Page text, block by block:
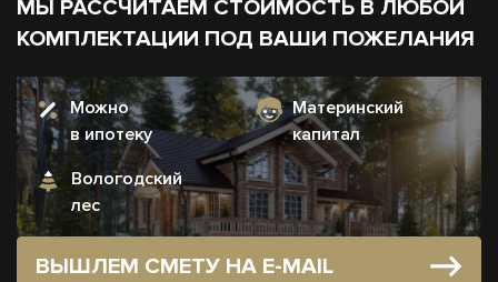
МЫ РАССЧИТАЕМ СТОИМОСТЬ В ЛЮБОЙ
КОМПЛЕКТАЦИИ ПОД ВАШИ ПОЖЕЛАНИЯ
Можно
в ипотеку
Материнский
капитал
Вологодский
лес
ВЫШЛЕМ СМЕТУ НА E-MAIL